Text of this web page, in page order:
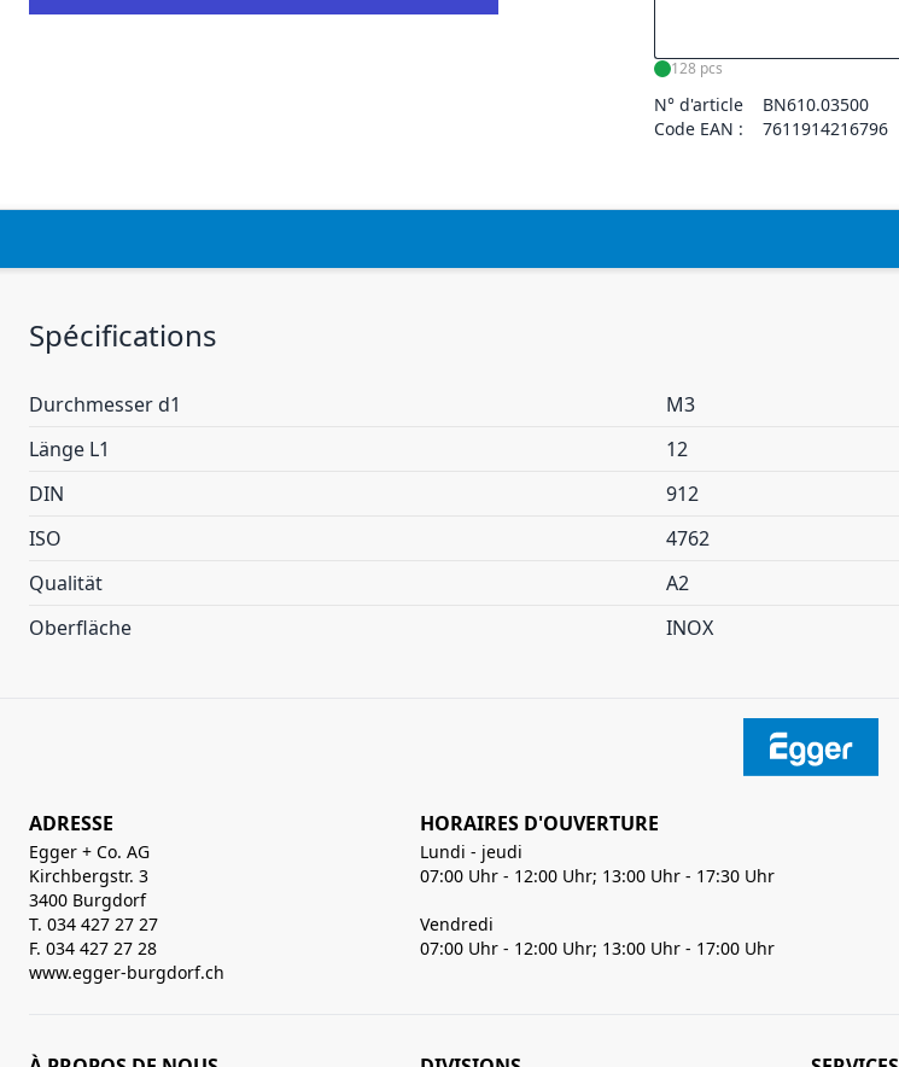
128 pcs
N° d'article
BN610.03500
Code EAN :
7611914216796
Spécifications
Durchmesser d1
M3
Länge L1
12
DIN
912
ISO
4762
Qualität
A2
Oberfläche
INOX
ADRESSE
Egger + Co. AG
Kirchbergstr. 3
3400 Burgdorf
T. 034 427 27 27
F. 034 427 27 28
www.egger-burgdorf.ch
HORAIRES D'OUVERTURE
Lundi - jeudi
07:00 Uhr - 12:00 Uhr; 13:00 Uhr - 17:30 Uhr
Vendredi
07:00 Uhr - 12:00 Uhr; 13:00 Uhr - 17:00 Uhr